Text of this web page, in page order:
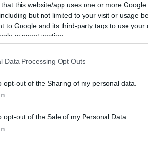
that this website/app uses one or more
but not limited to your visit or usage
to Google and its third-party tags to use
consent section.
Data Processing Opt Outs
opt-out of the Sharing of my personal data.
opt-out of the Sale of my Personal Data.
man zum arzt gehen Behandlung
bei Kindern. Es betrifft
normalerweise spontan.
Ursachen haben:
Läsionen der
in der Nasenstruktur wie